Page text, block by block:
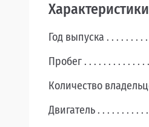
Характеристики
Год выпуска
Пробег
Количество
Двигатель